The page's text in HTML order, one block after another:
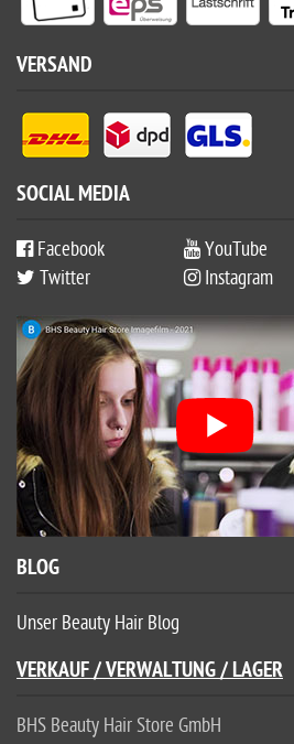
VERSAND
SOCIAL MEDIA
Facebook
YouTube
Twitter
Instagram
BLOG
Unser Beauty Hair Blog
VERKAUF / VERWALTUNG / LAGER
BHS Beauty Hair Store GmbH